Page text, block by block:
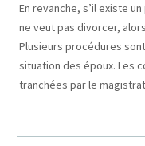
En revanche, s’il existe
ne veut pas divorcer,
Plusieurs procédures
situation des époux. Les
tranchées par le